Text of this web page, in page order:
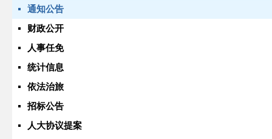
通知公告
财政公开
人事任免
统计信息
依法治旅
招标公告
人大协议提案